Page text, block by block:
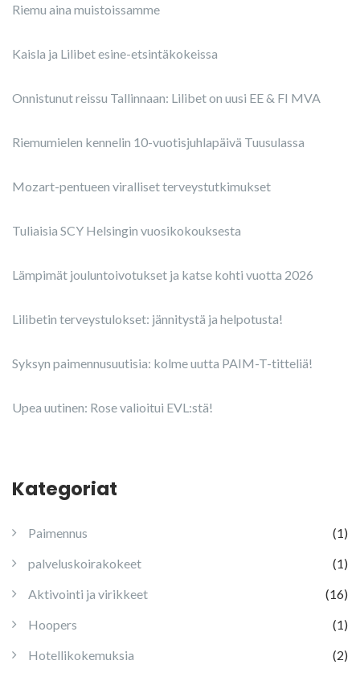
Riemu aina muistoissamme
Kaisla ja Lilibet esine-etsintäkokeissa
Onnistunut reissu Tallinnaan: Lilibet on uusi EE & FI MVA
Riemumielen kennelin 10-vuotisjuhlapäivä Tuusulassa
Mozart-pentueen viralliset terveystutkimukset
Tuliaisia SCY Helsingin vuosikokouksesta
Lämpimät jouluntoivotukset ja katse kohti vuotta 2026
Lilibetin terveystulokset: jännitystä ja helpotusta!
Syksyn paimennusuutisia: kolme uutta PAIM-T-titteliä!
Upea uutinen: Rose valioitui EVL:stä!
Kategoriat
Paimennus
(1)
palveluskoirakokeet
(1)
Aktivointi ja virikkeet
(16)
Hoopers
(1)
Hotellikokemuksia
(2)